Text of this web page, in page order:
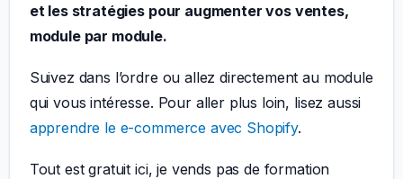
et les stratégies pour augmenter vos ventes,
module par module.
Suivez dans l’ordre ou allez directement au module
qui vous intéresse. Pour aller plus loin, lisez aussi
apprendre le e-commerce avec Shopify.
Tout est gratuit ici, je vends pas de formation